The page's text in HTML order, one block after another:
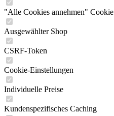
"Alle Cookies annehmen" Cookie
Ausgewählter Shop
CSRF-Token
Cookie-Einstellungen
Individuelle Preise
Kundenspezifisches Caching